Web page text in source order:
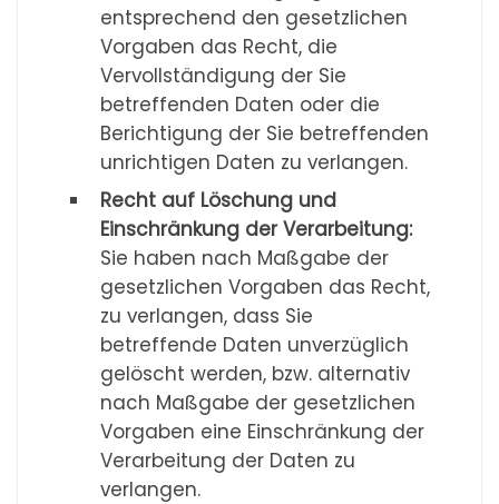
entsprechend den gesetzlichen
Vorgaben das Recht, die
Vervollständigung der Sie
betreffenden Daten oder die
Berichtigung der Sie betreffenden
unrichtigen Daten zu verlangen.
Recht auf Löschung und
Einschränkung der Verarbeitung:
Sie haben nach Maßgabe der
gesetzlichen Vorgaben das Recht,
zu verlangen, dass Sie
betreffende Daten unverzüglich
gelöscht werden, bzw. alternativ
nach Maßgabe der gesetzlichen
Vorgaben eine Einschränkung der
Verarbeitung der Daten zu
verlangen.